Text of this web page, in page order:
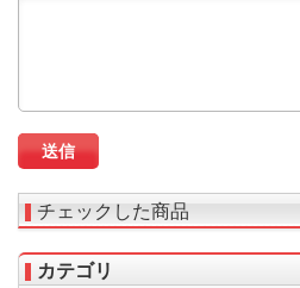
チェックした商品
カテゴリ